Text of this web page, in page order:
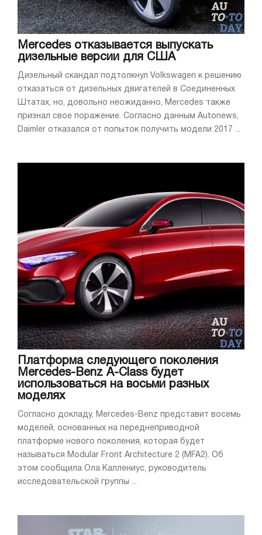
Mercedes отказывается выпускать
дизельные версии для США
Дизельный скандал подтолкнул Volkswagen к решению
отказаться от дизельных двигателей в Соединенных
Штатах, но, довольно неожиданно, Mercedes также
признал свое поражение. Согласно данным Autonews,
Daimler отказался от попыток получить модели 2017 ...
Платформа следующего поколения
Mercedes-Benz A-Class будет
использоваться на восьми разных
моделях
Согласно докладу, Mercedes-Benz представит восемь
моделей, основанных на переднеприводной
платформе нового поколения, которая будет
называться Modular Front Architecture 2 (MFA2). Об
этом сообщила Ола Каллениус, руководитель
исследовательской группы ...